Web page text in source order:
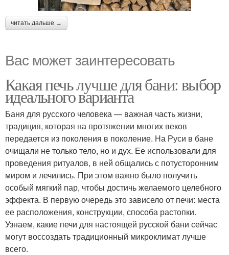
читать дальше →
Вас может заинтересовать
Какая печь лучше для бани: выбор
идеального варианта
Баня для русского человека — важная часть жизни,
традиция, которая на протяжении многих веков
передается из поколения в поколение. На Руси в бане
очищали не только тело, но и дух. Ее использовали для
проведения ритуалов, в ней общались с потусторонним
миром и лечились. При этом важно было получить
особый мягкий пар, чтобы достичь желаемого целебного
эффекта. В первую очередь это зависело от печи: места
ее расположения, конструкции, способа растопки.
Узнаем, какие печи для настоящей русской бани сейчас
могут воссоздать традиционный микроклимат лучше
всего.